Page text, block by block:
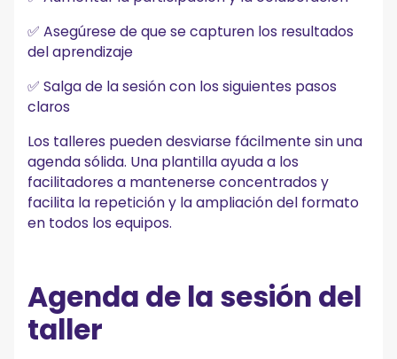
✅ Asegúrese de que se capturen los resultados
del aprendizaje
✅ Salga de la sesión con los siguientes pasos
claros
Los talleres pueden desviarse fácilmente sin una
agenda sólida. Una plantilla ayuda a los
facilitadores a mantenerse concentrados y
facilita la repetición y la ampliación del formato
en todos los equipos.
Agenda de la sesión del
taller